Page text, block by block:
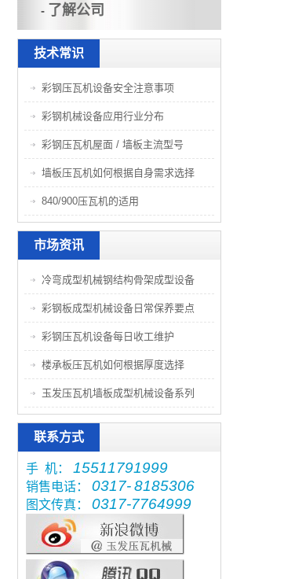
- 了解公司
技术常识
彩钢压瓦机设备安全注意事项
彩钢机械设备应用行业分布
彩钢压瓦机屋面 / 墙板主流型号
墙板压瓦机如何根据自身需求选择
840/900压瓦机的适用
市场资讯
冷弯成型机械钢结构骨架成型设备
彩钢板成型机械设备日常保养要点
彩钢压瓦机设备每日收工维护
楼承板压瓦机如何根据厚度选择
玉发压瓦机墙板成型机械设备系列
联系方式
手 机： 15511791999
销售电话： 0317-8185306
图文传真： 0317-7764999